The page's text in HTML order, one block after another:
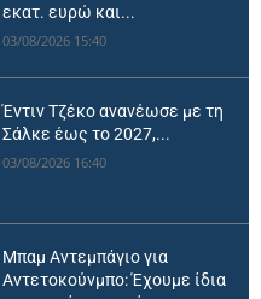
εκατ. ευρώ και...
03/08/2026 15:40
Έντιν Τζέκο ανανέωσε με τη
Σάλκε έως το 2027,...
03/08/2026 16:40
Μπαμ Αντεμπάγιο για
Αντετοκούνμπο: Έχουμε ίδια